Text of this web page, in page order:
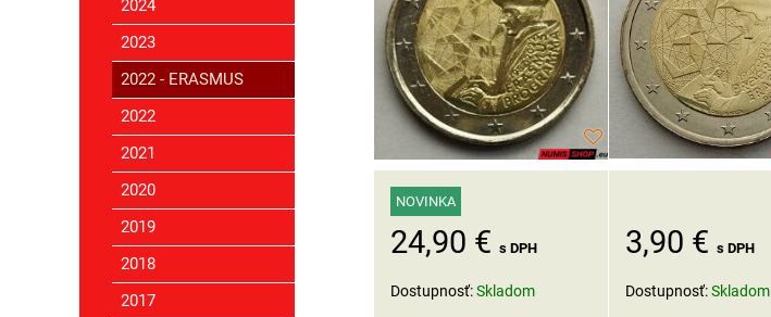
NOVINKA
24,90 € s DPH
Dostupnosť:Skladom
3,90 €s DPH
Dostupnosť:Skladom
2024
2023
2022 - ERASMUS
2022
2021
2020
2019
2018
2017